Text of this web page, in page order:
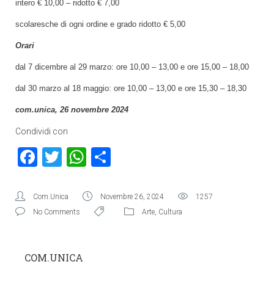
intero € 10,00 – ridotto € 7,00
scolaresche di ogni ordine e grado ridotto € 5,00
Orari
dal 7 dicembre al 29 marzo: ore 10,00 – 13,00 e ore 15,00 – 18,00
dal 30 marzo al 18 maggio: ore 10,00 – 13,00 e ore 15,30 – 18,30
com.unica, 26 novembre 2024
Condividi con
Facebook
TwitterWhatsApp
Com.Unica Novembre 26, 2024
1257
No Comments
Arte, Cultura
COM.UNICA